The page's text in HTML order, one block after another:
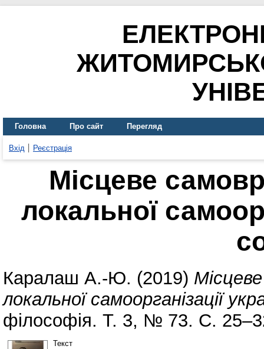
Головна Про сайт Перегляд
Вхід Реєстрація
Місцеве
локальної
Каралаш А.-Ю. (2019)
локальної самоорганізації
філософія. Т. 3, № 73. С.
Текст